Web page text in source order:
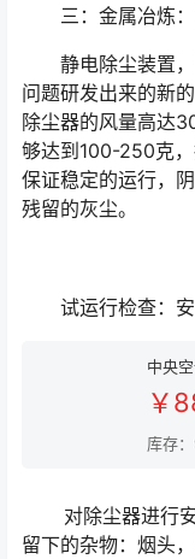
三：金属冶炼：
静电除尘装置，
问题研发出来的新
除尘器的风量高达
够达到100-250克
保证稳定的运行，
残留的灰尘。
试运行检查：安
中央
￥
库存
对除尘器进行安
留下的杂物：烟头